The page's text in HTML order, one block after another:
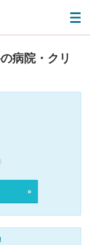
病院・クリ